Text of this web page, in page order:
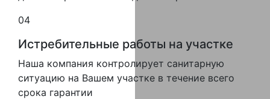
04
Истребительные работы на участке
Наша компания контролирует санитарную
ситуацию на Вашем участке в течение всего
срока гарантии